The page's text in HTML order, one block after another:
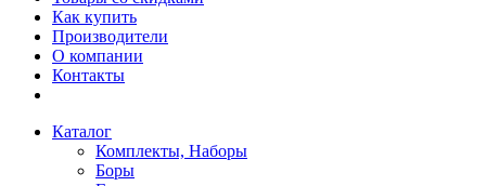
Как купить
Производители
О компании
Контакты
Каталог
Комплекты, Наборы
Боры